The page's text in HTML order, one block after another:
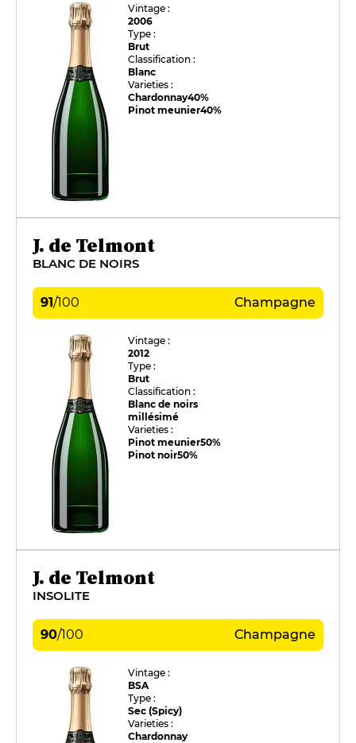
Vintage :
2006
Type :
Brut
Classification :
Blanc
Varieties :
Chardonnay40%
Pinot meunier40%
J. de Telmont
BLANC DE NOIRS
91/100 Champagne
Vintage :
2012
Type :
Brut
Classification :
Blanc de noirs
millésimé
Varieties :
Pinot meunier50%
Pinot noir50%
J. de Telmont
INSOLITE
90/100 Champagne
Vintage :
BSA
Type :
Sec (Spicy)
Varieties :
Chardonnay